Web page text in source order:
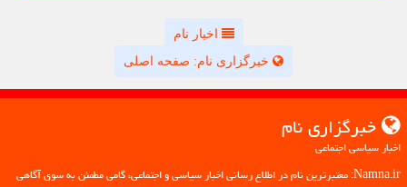
اخبار نام
خبرگزاری نام: صفحه اصلی
خبرگزاری نام
اخبار سیاسی اجتماعی
Namna.ir: معتبرترین نام در اطلاع رسانی اخبار سیاسی و اجتماعی، گامی مطمئن به سوی آگاهی